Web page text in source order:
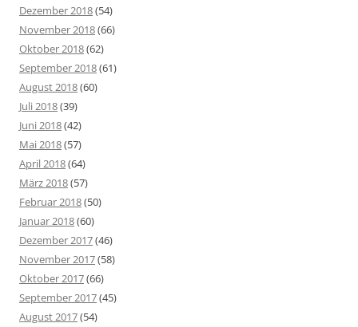
Dezember 2018(54)
November 2018(66)
Oktober 2018(62)
September 2018(61)
August 2018(60)
Juli 2018(39)
Juni 2018(42)
Mai 2018(57)
April 2018(64)
März 2018(57)
Februar 2018(50)
Januar 2018(60)
Dezember 2017(46)
November 2017(58)
Oktober 2017(66)
September 2017(45)
August 2017(54)